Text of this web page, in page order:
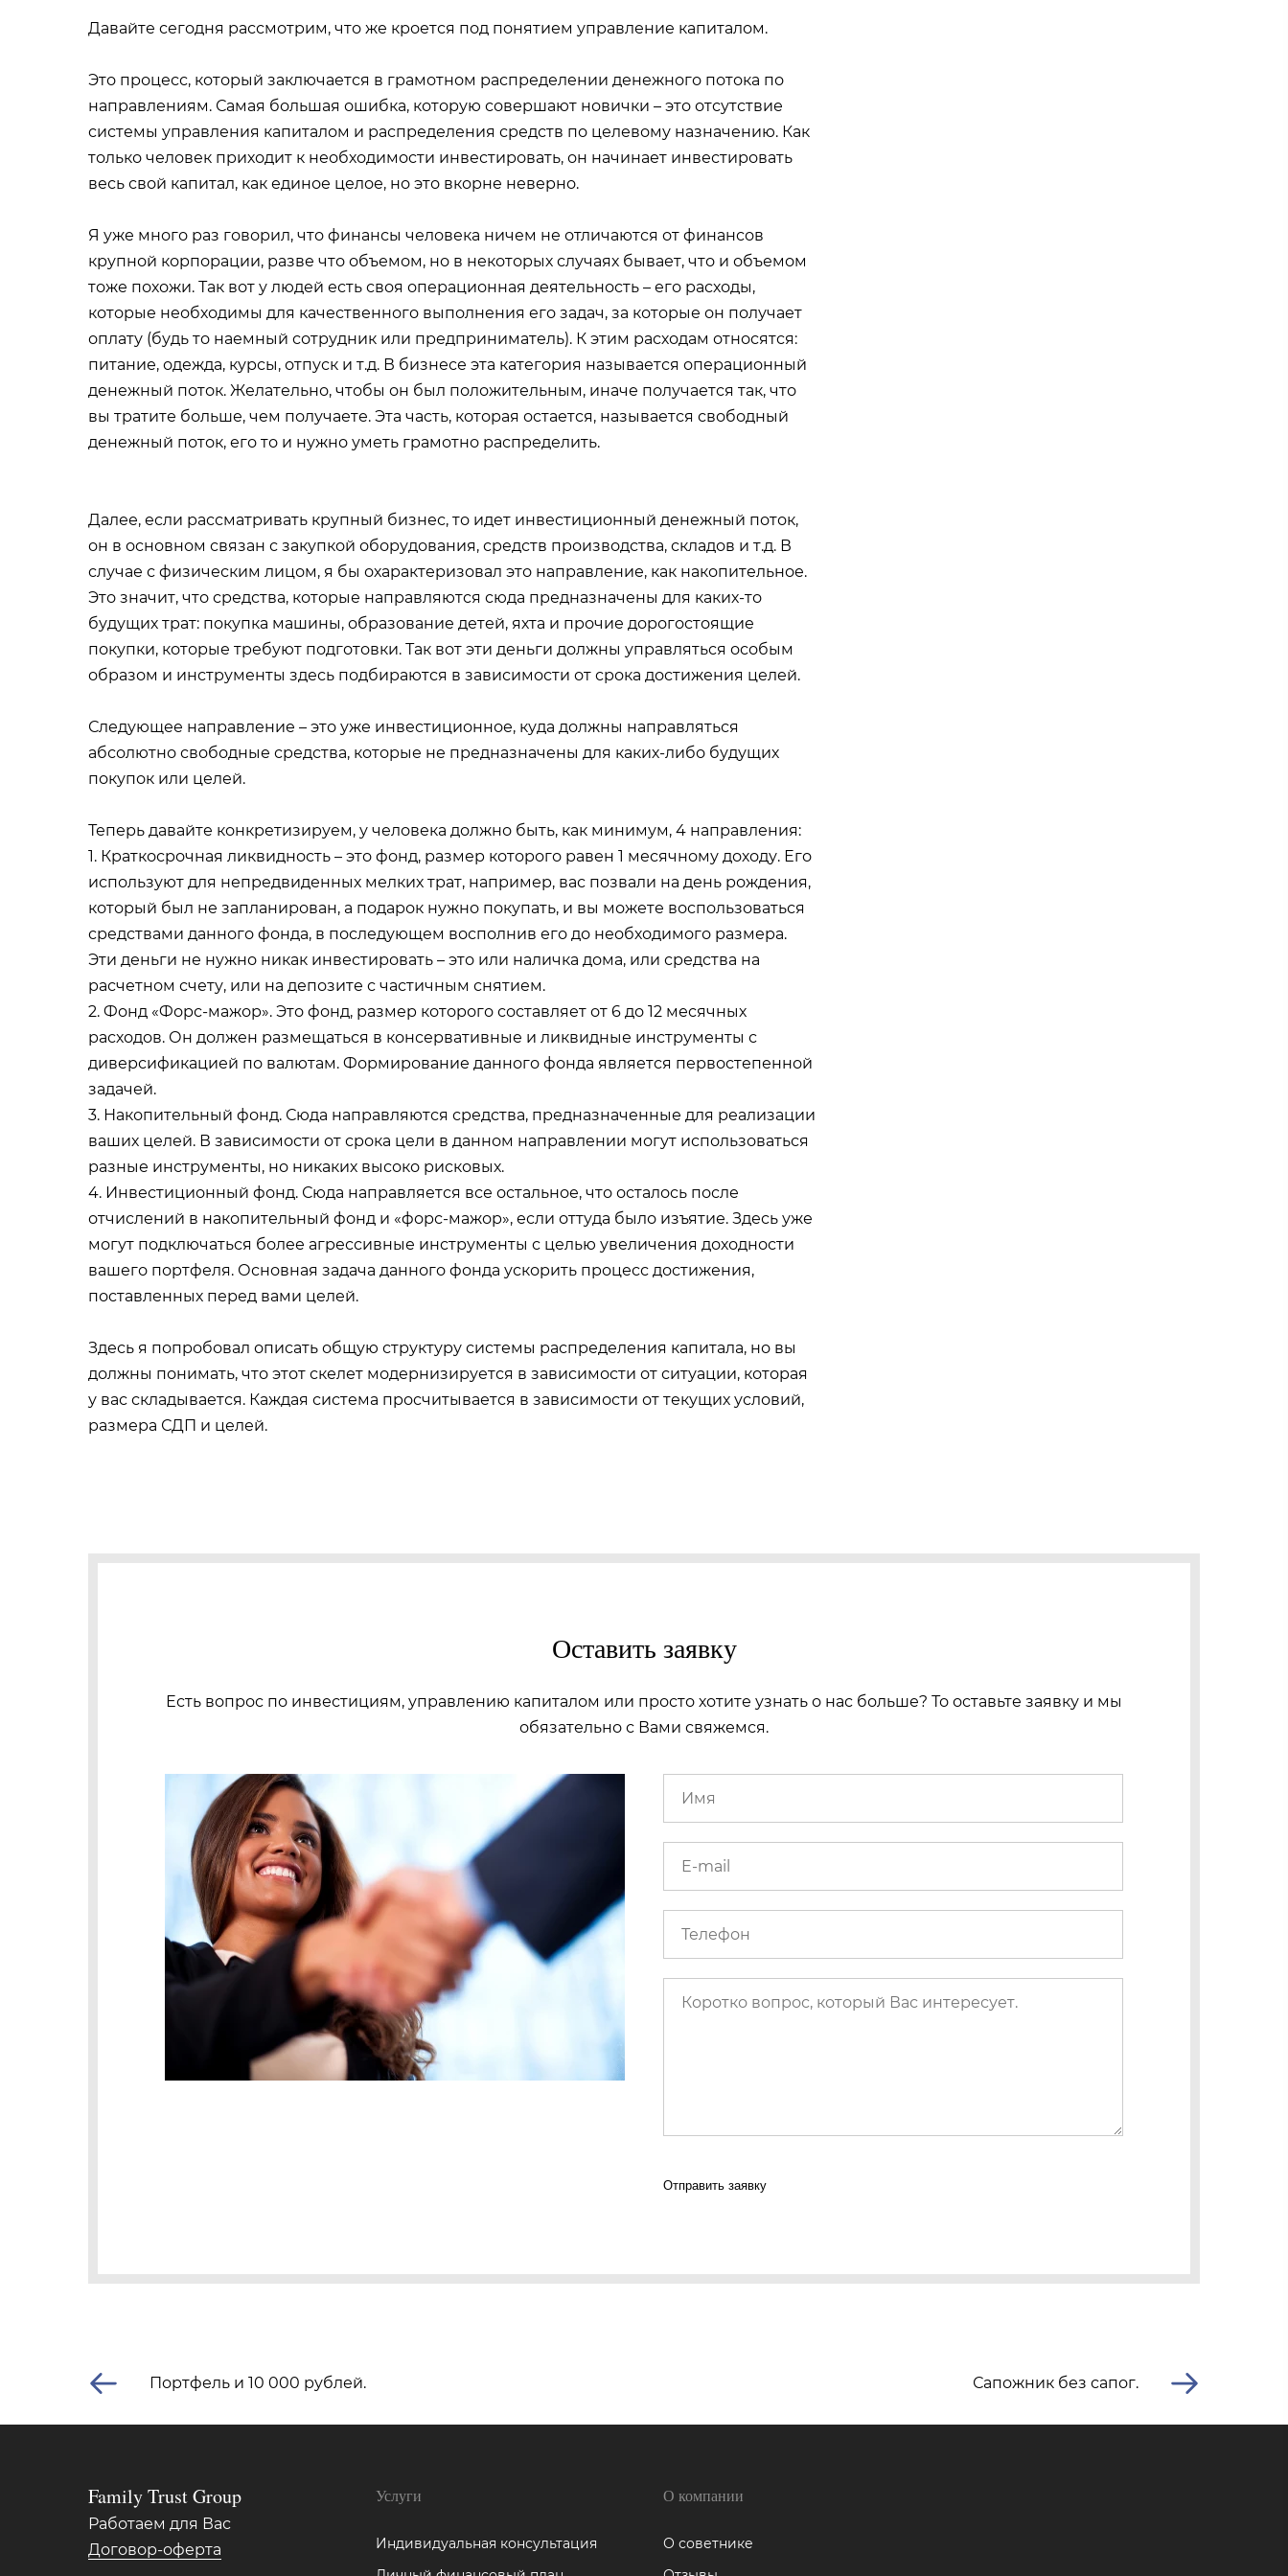
Давайте сегодня рассмотрим, что же кроется под понятием управление капиталом.
Это процесс, который заключается в грамотном распределении денежного потока по
направлениям. Самая большая ошибка, которую совершают новички – это отсутствие
системы управления капиталом и распределения средств по целевому назначению. Как
только человек приходит к необходимости инвестировать, он начинает инвестировать
весь свой капитал, как единое целое, но это вкорне неверно.
Я уже много раз говорил, что финансы человека ничем не отличаются от финансов
крупной корпорации, разве что объемом, но в некоторых случаях бывает, что и объемом
тоже похожи. Так вот у людей есть своя операционная деятельность – его расходы,
которые необходимы для качественного выполнения его задач, за которые он получает
оплату (будь то наемный сотрудник или предприниматель). К этим расходам относятся:
питание, одежда, курсы, отпуск и т.д. В бизнесе эта категория называется операционный
денежный поток. Желательно, чтобы он был положительным, иначе получается так, что
вы тратите больше, чем получаете. Эта часть, которая остается, называется свободный
денежный поток, его то и нужно уметь грамотно распределить.
Далее, если рассматривать крупный бизнес, то идет инвестиционный денежный поток,
он в основном связан с закупкой оборудования, средств производства, складов и т.д. В
случае с физическим лицом, я бы охарактеризовал это направление, как накопительное.
Это значит, что средства, которые направляются сюда предназначены для каких-то
будущих трат: покупка машины, образование детей, яхта и прочие дорогостоящие
покупки, которые требуют подготовки. Так вот эти деньги должны управляться особым
образом и инструменты здесь подбираются в зависимости от срока достижения целей.
Следующее направление – это уже инвестиционное, куда должны направляться
абсолютно свободные средства, которые не предназначены для каких-либо будущих
покупок или целей.
Теперь давайте конкретизируем, у человека должно быть, как минимум, 4 направления:
1. Краткосрочная ликвидность – это фонд, размер которого равен 1 месячному доходу. Его
используют для непредвиденных мелких трат, например, вас позвали на день рождения,
который был не запланирован, а подарок нужно покупать, и вы можете воспользоваться
средствами данного фонда, в последующем восполнив его до необходимого размера.
Эти деньги не нужно никак инвестировать – это или наличка дома, или средства на
расчетном счету, или на депозите с частичным снятием.
2. Фонд «Форс-мажор». Это фонд, размер которого составляет от 6 до 12 месячных
расходов. Он должен размещаться в консервативные и ликвидные инструменты с
диверсификацией по валютам. Формирование данного фонда является первостепенной
задачей.
3. Накопительный фонд. Сюда направляются средства, предназначенные для реализации
ваших целей. В зависимости от срока цели в данном направлении могут использоваться
разные инструменты, но никаких высоко рисковых.
4. Инвестиционный фонд. Сюда направляется все остальное, что осталось после
отчислений в накопительный фонд и «форс-мажор», если оттуда было изъятие. Здесь уже
могут подключаться более агрессивные инструменты с целью увеличения доходности
вашего портфеля. Основная задача данного фонда ускорить процесс достижения,
поставленных перед вами целей.
Здесь я попробовал описать общую структуру системы распределения капитала, но вы
должны понимать, что этот скелет модернизируется в зависимости от ситуации, которая
у вас складывается. Каждая система просчитывается в зависимости от текущих условий,
размера СДП и целей.
Оставить заявку
Есть вопрос по инвестициям, управлению капиталом или просто хотите узнать о нас больше? То оставьте заявку и мы
обязательно с Вами свяжемся.
Отправить заявку
Портфель и 10 000 рублей. Сапожник без сапог.
Family Trust Group
Работаем для Вас
Договор-оферта
Услуги
Индивидуальная консультация
О компании
О советнике